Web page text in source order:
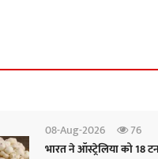
08-Aug-2026
76
भारत ने ऑस्ट्रेलिया को 18